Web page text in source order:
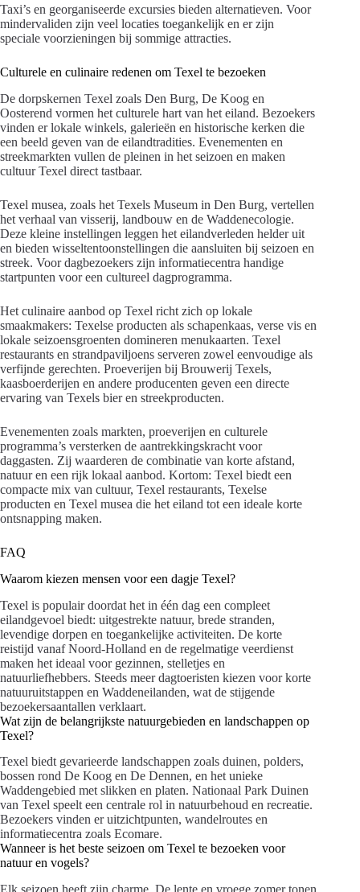
Taxi’s en georganiseerde excursies bieden alternatieven. Voor
mindervaliden zijn veel locaties toegankelijk en er zijn
speciale voorzieningen bij sommige attracties.
Culturele en culinaire redenen om Texel te bezoeken
De dorpskernen Texel zoals Den Burg, De Koog en
Oosterend vormen het culturele hart van het eiland. Bezoekers
vinden er lokale winkels, galerieën en historische kerken die
een beeld geven van de eilandtradities. Evenementen en
streekmarkten vullen de pleinen in het seizoen en maken
cultuur Texel direct tastbaar.
Texel musea, zoals het Texels Museum in Den Burg, vertellen
het verhaal van visserij, landbouw en de Waddenecologie.
Deze kleine instellingen leggen het eilandverleden helder uit
en bieden wisseltentoonstellingen die aansluiten bij seizoen en
streek. Voor dagbezoekers zijn informatiecentra handige
startpunten voor een cultureel dagprogramma.
Het culinaire aanbod op Texel richt zich op lokale
smaakmakers: Texelse producten als schapenkaas, verse vis en
lokale seizoensgroenten domineren menukaarten. Texel
restaurants en strandpaviljoens serveren zowel eenvoudige als
verfijnde gerechten. Proeverijen bij Brouwerij Texels,
kaasboerderijen en andere producenten geven een directe
ervaring van Texels bier en streekproducten.
Evenementen zoals markten, proeverijen en culturele
programma’s versterken de aantrekkingskracht voor
daggasten. Zij waarderen de combinatie van korte afstand,
natuur en een rijk lokaal aanbod. Kortom: Texel biedt een
compacte mix van cultuur, Texel restaurants, Texelse
producten en Texel musea die het eiland tot een ideale korte
ontsnapping maken.
FAQ
Waarom kiezen mensen voor een dagje Texel?
Texel is populair doordat het in één dag een compleet
eilandgevoel biedt: uitgestrekte natuur, brede stranden,
levendige dorpen en toegankelijke activiteiten. De korte
reistijd vanaf Noord-Holland en de regelmatige veerdienst
maken het ideaal voor gezinnen, stelletjes en
natuurliefhebbers. Steeds meer dagtoeristen kiezen voor korte
natuuruitstappen en Waddeneilanden, wat de stijgende
bezoekersaantallen verklaart.
Wat zijn de belangrijkste natuurgebieden en landschappen op
Texel?
Texel biedt gevarieerde landschappen zoals duinen, polders,
bossen rond De Koog en De Dennen, en het unieke
Waddengebied met slikken en platen. Nationaal Park Duinen
van Texel speelt een centrale rol in natuurbehoud en recreatie.
Bezoekers vinden er uitzichtpunten, wandelroutes en
informatiecentra zoals Ecomare.
Wanneer is het beste seizoen om Texel te bezoeken voor
natuur en vogels?